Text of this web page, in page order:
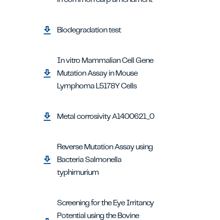
Biodegradation test
In vitro Mammalian Cell Gene
Mutation Assay in Mouse
Lymphoma L5178Y Cells
Metal corrosivity A1400621_0
Reverse Mutation Assay using
Bacteria Salmonella
typhimurium
Screening for the Eye Irritancy
Potential using the Bovine